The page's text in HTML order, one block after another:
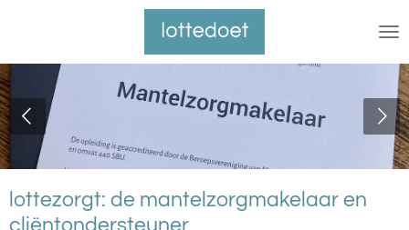
naar
de
hoofdinhoud
lottezorgt: de mantelzorgmakelaar en
cliëntondersteuner